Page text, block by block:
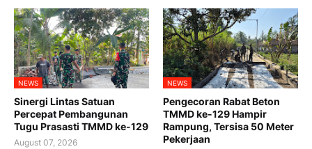
NEWS
Sinergi Lintas Satuan
Percepat Pembangunan
Tugu Prasasti TMMD ke-129
August 07, 2026
NEWS
Pengecoran Rabat Beton
TMMD ke-129 Hampir
Rampung, Tersisa 50 Meter
Pekerjaan